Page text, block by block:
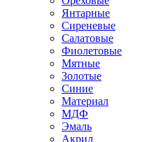
Янтарные
Сиреневые
Салатовые
Фиолетовые
Мятные
Золотые
Синие
Материал
МДФ
Эмаль
Акрил